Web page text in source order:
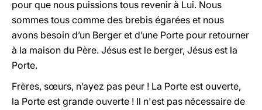
pour que nous puissions tous revenir à Lui. Nous
sommes tous comme des brebis égarées et nous
avons besoin d’un Berger et d’une Porte pour retourner
à la maison du Père. Jésus est le berger, Jésus est la
Porte.
Frères, sœurs, n’ayez pas peur ! La Porte est ouverte,
la Porte est grande ouverte ! Il n'est pas nécessaire de